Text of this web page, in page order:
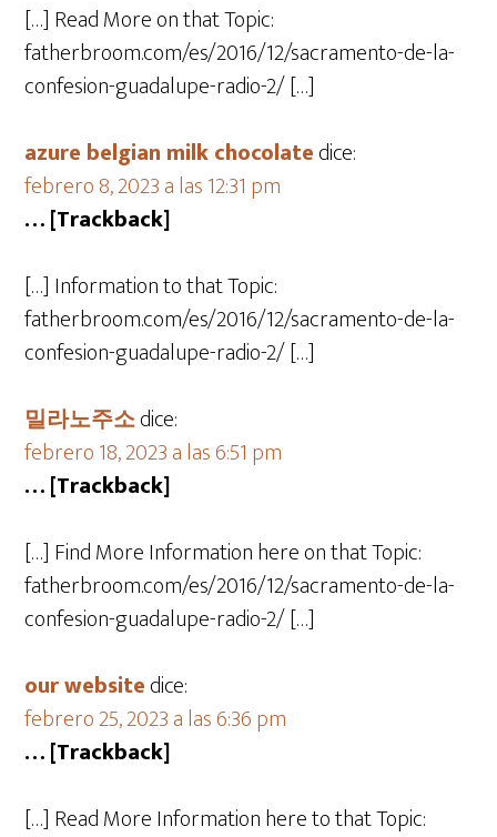
[…] Read More on that Topic:
fatherbroom.com/es/2016/12/sacramento-de-la-
confesion-guadalupe-radio-2/ […]
azure belgian milk chocolatedice:
febrero 8, 2023 a las 12:31 pm
… [Trackback]
[…] Information to that Topic:
fatherbroom.com/es/2016/12/sacramento-de-la-
confesion-guadalupe-radio-2/ […]
밀라노주소dice:
febrero 18, 2023 a las 6:51 pm
… [Trackback]
[…] Find More Information here on that Topic:
fatherbroom.com/es/2016/12/sacramento-de-la-
confesion-guadalupe-radio-2/ […]
our websitedice:
febrero 25, 2023 a las 6:36 pm
… [Trackback]
[…] Read More Information here to that Topic: